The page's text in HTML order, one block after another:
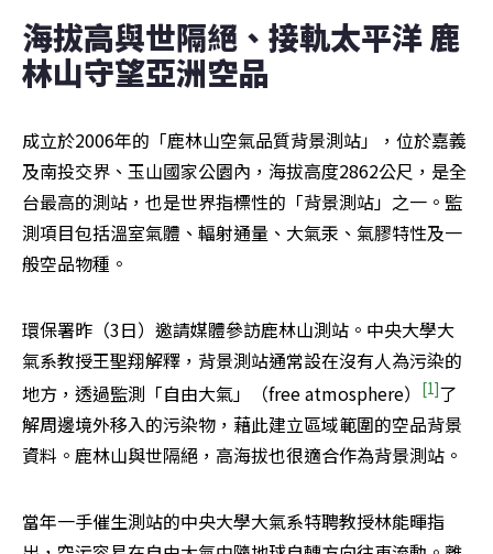
海拔高與世隔絕、接軌太平洋 鹿
林山守望亞洲空品
成立於2006年的「鹿林山空氣品質背景測站」，位於嘉義
及南投交界、玉山國家公園內，海拔高度2862公尺，是全
台最高的測站，也是世界指標性的「背景測站」之一。監
測項目包括溫室氣體、輻射通量、大氣汞、氣膠特性及一
般空品物種。
環保署昨（3日）邀請媒體參訪鹿林山測站。中央大學大
氣系教授王聖翔解釋，背景測站通常設在沒有人為污染的
地方，透過監測「自由大氣」（free atmosphere）
[1]了
解周邊境外移入的污染物，藉此建立區域範圍的空品背景
資料。鹿林山與世隔絕，高海拔也很適合作為背景測站。
當年一手催生測站的中央大學大氣系特聘教授林能暉指